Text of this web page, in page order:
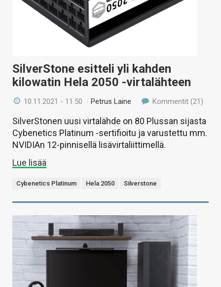
SilverStone esitteli yli kahden
kilowatin Hela 2050 -virtalähteen
10.11.2021 - 11:50 /Petrus Laine Kommentit (21)
SilverStonen uusi virtalähde on 80 Plussan sijasta
Cybenetics Platinum -sertifioitu ja varustettu mm.
NVIDIAn 12-pinnisellä lisävirtaliittimellä.
Lue lisää
Cybenetics Platinum Hela 2050 Silverstone